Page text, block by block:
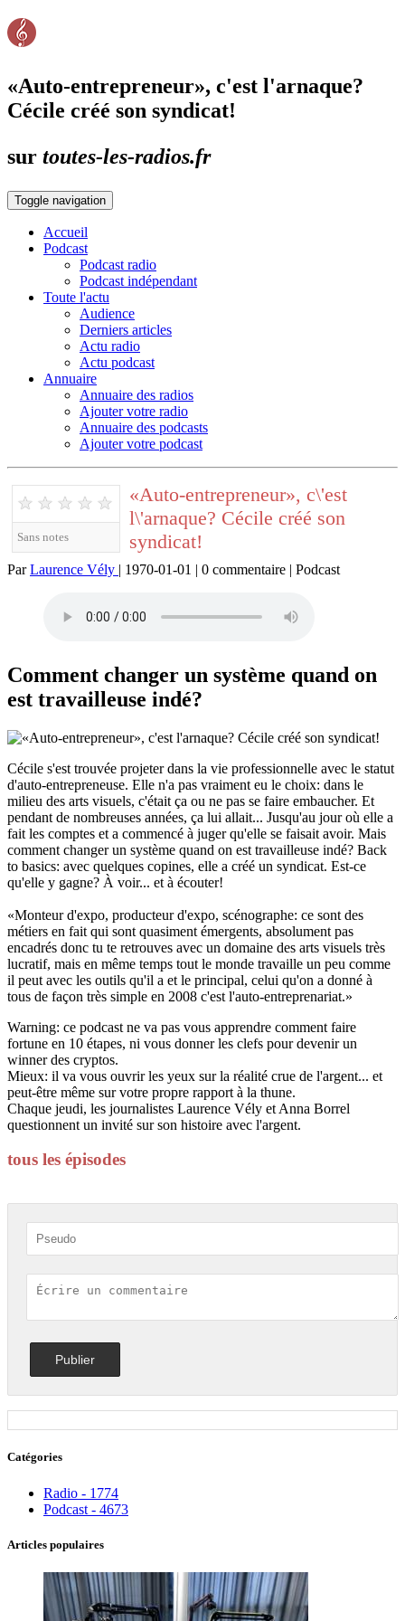
«Auto-entrepreneur», c'est l'arnaque?
Cécile créé son syndicat!
sur toutes-les-radios.fr
Toggle navigation
Accueil
Podcast
Podcast radio
Podcast indépendant
Toute l'actu
Audience
Derniers articles
Actu radio
Actu podcast
Annuaire
Annuaire des radios
Ajouter votre radio
Annuaire des podcasts
Ajouter votre podcast
★ ★ ★ ★ ★
Sans notes
«Auto-entrepreneur», c\'est
l\'arnaque? Cécile créé son
syndicat!
ParLaurence Vély | 1970-01-01 | 0 commentaire | Podcast
Comment changer un système quand on
est travailleuse indé?
Cécile s'est trouvée projeter dans la vie professionnelle avec le statut
d'auto-entrepreneuse. Elle n'a pas vraiment eu le choix: dans le
milieu des arts visuels, c'était ça ou ne pas se faire embaucher. Et
pendant de nombreuses années, ça lui allait... Jusqu'au jour où elle a
fait les comptes et a commencé à juger qu'elle se faisait avoir. Mais
comment changer un système quand on est travailleuse indé? Back
to basics: avec quelques copines, elle a créé un syndicat. Est-ce
qu'elle y gagne? À voir... et à écouter!
«Monteur d'expo, producteur d'expo, scénographe: ce sont des
métiers en fait qui sont quasiment émergents, absolument pas
encadrés donc tu te retrouves avec un domaine des arts visuels très
lucratif, mais en même temps tout le monde travaille un peu comme
il peut avec les outils qu'il a et le principal, celui qu'on a donné à
tous de façon très simple en 2008 c'est l'auto-entreprenariat.»
Warning: ce podcast ne va pas vous apprendre comment faire
fortune en 10 étapes, ni vous donner les clefs pour devenir un
winner des cryptos.
Mieux: il va vous ouvrir les yeux sur la réalité crue de l'argent... et
peut-être même sur votre propre rapport à la thune.
Chaque jeudi, les journalistes Laurence Vély et Anna Borrel
questionnent un invité sur son histoire avec l'argent.
tous les épisodes
Catégories
Radio - 1774
Podcast - 4673
Articles populaires